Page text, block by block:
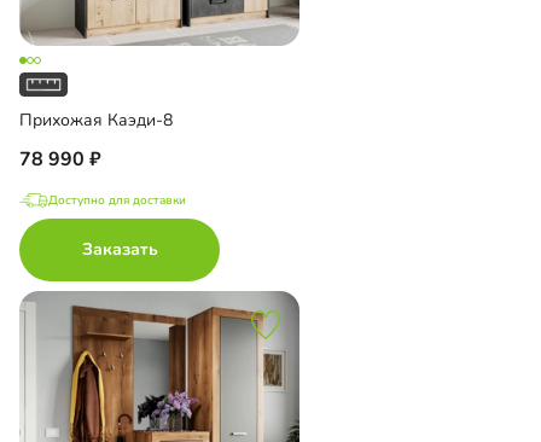
Прихожая Каэди-8
78 990
Доступно для доставки
Заказать